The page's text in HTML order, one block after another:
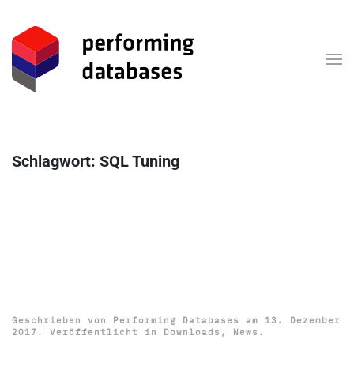
Zum Hauptinhalt springen
Schlagwort: SQL Tuning
Geschrieben von Performing Databases am 13. Dezember
2017 . Veröffentlicht in Downloads , News .